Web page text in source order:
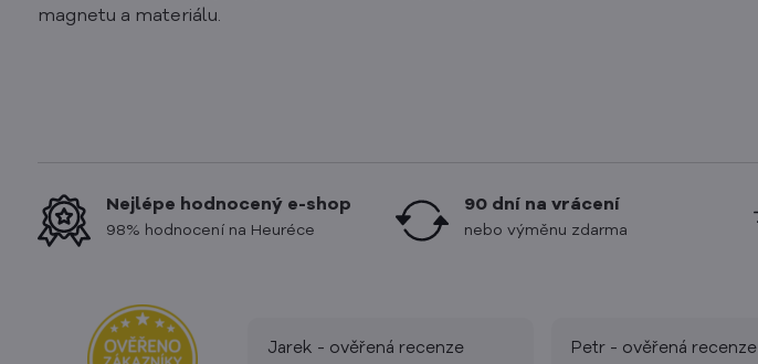
magnetu a materiálu.
Nejlépe hodnocený e-shop
98% hodnocení na Heuréce
90 dní na vrácení
nebo výměnu zdarma
Jarek - ověřená recenze Petr - ověřená recenze